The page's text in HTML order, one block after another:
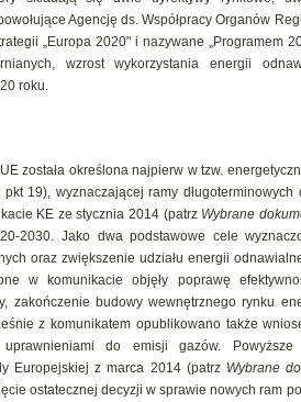
Agencję ds. Współpracy Organów
„Europa 2020" i nazywane „Programem
wzrost wykorzystania energii
roku.
została określona najpierw w tzw.
pkt 19), wyznaczającej ramy długoterminowych
KE ze stycznia 2014 (patrz Wybrane
2030. Jako dwa podstawowe cele
oraz zwiększenie udziału energii
w komunikacie objęły poprawę
zakończenie budowy wewnętrznego rynku
z komunikatem opublikowano także
do emisji gazów. Powyższe
Europejskiej z marca 2014 (patrz Wybrane
ostatecznej decyzji w sprawie nowych ram